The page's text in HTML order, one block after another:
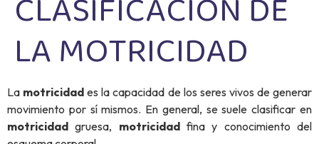
CLASIFICACIÓN DE
LA MOTRICIDAD
La motricidad es la capacidad de los seres vivos de generar
movimiento por sí mismos. En general, se suele clasificar en
motricidad gruesa, motricidadfina y conocimiento del